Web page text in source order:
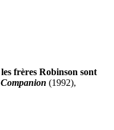
les frères Robinson sont
Companion (1992),